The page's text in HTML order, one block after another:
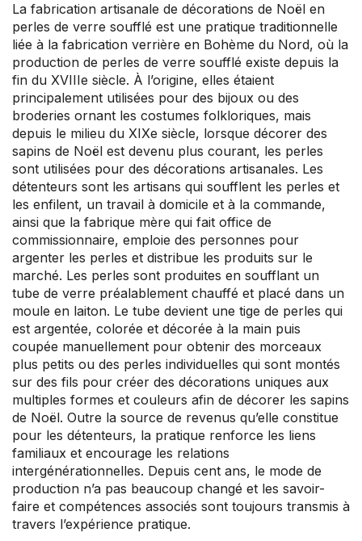
La fabrication artisanale de décorations de Noël en
perles de verre soufflé est une pratique traditionnelle
liée à la fabrication verrière en Bohème du Nord, où la
production de perles de verre soufflé existe depuis la
fin du XVIIIe siècle. À l’origine, elles étaient
principalement utilisées pour des bijoux ou des
broderies ornant les costumes folkloriques, mais
depuis le milieu du XIXe siècle, lorsque décorer des
sapins de Noël est devenu plus courant, les perles
sont utilisées pour des décorations artisanales. Les
détenteurs sont les artisans qui soufflent les perles et
les enfilent, un travail à domicile et à la commande,
ainsi que la fabrique mère qui fait office de
commissionnaire, emploie des personnes pour
argenter les perles et distribue les produits sur le
marché. Les perles sont produites en soufflant un
tube de verre préalablement chauffé et placé dans un
moule en laiton. Le tube devient une tige de perles qui
est argentée, colorée et décorée à la main puis
coupée manuellement pour obtenir des morceaux
plus petits ou des perles individuelles qui sont montés
sur des fils pour créer des décorations uniques aux
multiples formes et couleurs afin de décorer les sapins
de Noël. Outre la source de revenus qu’elle constitue
pour les détenteurs, la pratique renforce les liens
familiaux et encourage les relations
intergénérationnelles. Depuis cent ans, le mode de
production n’a pas beaucoup changé et les savoir-
faire et compétences associés sont toujours transmis à
travers l’expérience pratique.